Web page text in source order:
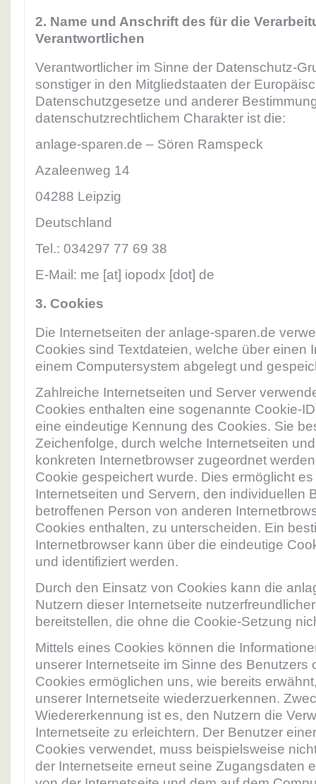
2. Name und Anschrift des für die
Verantwortlichen
Verantwortlicher im Sinne der Datenschutz-
sonstiger in den Mitgliedstaaten der
Datenschutzgesetze und anderer
datenschutzrechtlichem Charakter ist die:
anlage-sparen.de – Sören Ramspeck
Azaleenweg 14
04288 Leipzig
Deutschland
Tel.: 034297 77 69 38
E-Mail: me [at] iopodx [dot] de
3. Cookies
Die Internetseiten der anlage-sparen.de
Cookies sind Textdateien, welche über einen
einem Computersystem abgelegt und
Zahlreiche Internetseiten und Server
Cookies enthalten eine sogenannte Cookie-
eine eindeutige Kennung des Cookies. Sie
Zeichenfolge, durch welche Internetseiten
konkreten Internetbrowser zugeordnet
Cookie gespeichert wurde. Dies ermöglicht
Internetseiten und Servern, den individuellen
betroffenen Person von anderen
Cookies enthalten, zu unterscheiden. Ein
Internetbrowser kann über die eindeutige
und identifiziert werden.
Durch den Einsatz von Cookies kann die
Nutzern dieser Internetseite
bereitstellen, die ohne die Cookie-Setzung
Mittels eines Cookies können die
unserer Internetseite im Sinne des Benutzers
Cookies ermöglichen uns, wie bereits
unserer Internetseite wiederzuerkennen.
Wiedererkennung ist es, den Nutzern die
Internetseite zu erleichtern. Der Benutzer
Cookies verwendet, muss beispielsweise
der Internetseite erneut seine Zugangsdaten